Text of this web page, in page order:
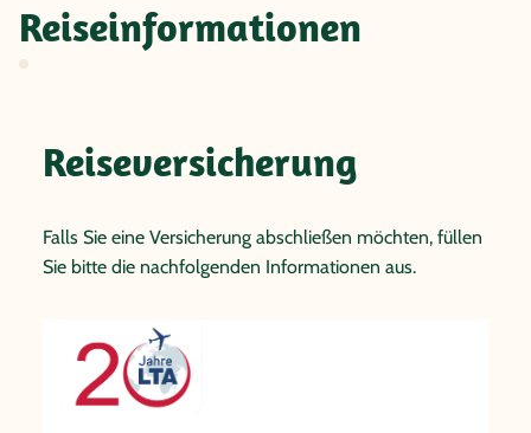
Reiseinformationen
Reiseversicherung
Falls Sie eine Versicherung abschließen möchten, füllen
Sie bitte die nachfolgenden Informationen aus.